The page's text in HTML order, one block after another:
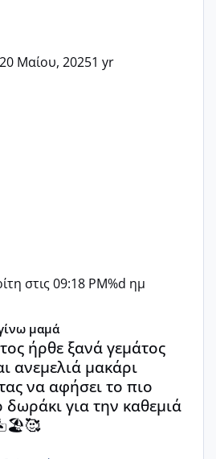
20 Μαίου, 20251 yr
στις 09:18 PM%d ημ
γεμάτος γέλια και ανεμελιά
μαμά
ήρθε ξανά γεμάτος
ανεμελιά μακάρι
να αφήσει το πιο
για την καθεμιά